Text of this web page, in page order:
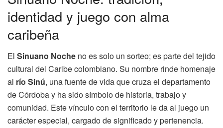
identidad y juego con alma
caribeña
El Sinuano Noche no es solo un sorteo; es parte del tejido
cultural del Caribe colombiano. Su nombre rinde homenaje
al río Sinú, una fuente de vida que cruza el departamento
de Córdoba y ha sido símbolo de historia, trabajo y
comunidad. Este vínculo con el territorio le da al juego un
carácter especial, cargado de significado y pertenencia.